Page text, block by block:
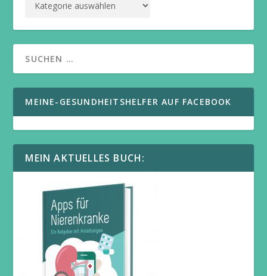
MEINE-GESUNDHEITSHELFER AUF FACEBOOK
MEIN AKTUELLES BUCH: